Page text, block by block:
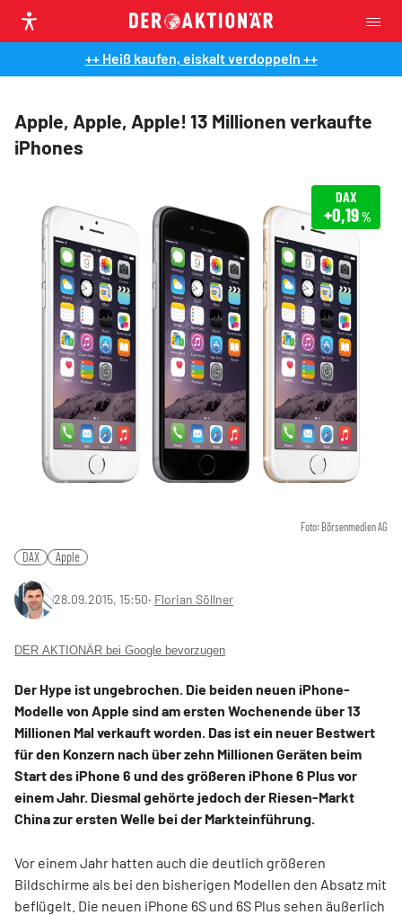
++ Heiß kaufen, eiskalt verdoppeln ++
Apple, Apple, Apple! 13 Millionen verkaufte
iPhones
Foto: Börsenmedien AG
DAX
+0,19%
DAX Apple
28.09.2015, 15:50‧ Florian Söllner
DER AKTIONÄR bei Google bevorzugen
Der Hype ist ungebrochen. Die beiden neuen iPhone-
Modelle von Apple sind am ersten Wochenende über 13
Millionen Mal verkauft worden. Das ist ein neuer Bestwert
für den Konzern nach über zehn Millionen Geräten beim
Start des iPhone 6 und des größeren iPhone 6 Plus vor
einem Jahr. Diesmal gehörte jedoch der Riesen-Markt
China zur ersten Welle bei der Markteinführung.
Vor einem Jahr hatten auch die deutlich größeren
Bildschirme als bei den bisherigen Modellen den Absatz mit
beflügelt. Die neuen iPhone 6S und 6S Plus sehen äußerlich